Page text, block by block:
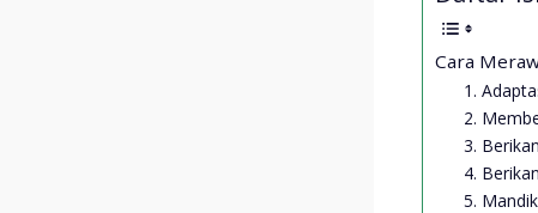
Cara
1.
2.
3.
4.
5.